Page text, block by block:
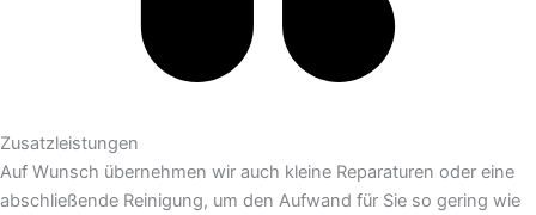
Zusatzleistungen
Auf Wunsch übernehmen wir auch kleine Reparaturen oder eine
abschließende Reinigung, um den Aufwand für Sie so gering wie